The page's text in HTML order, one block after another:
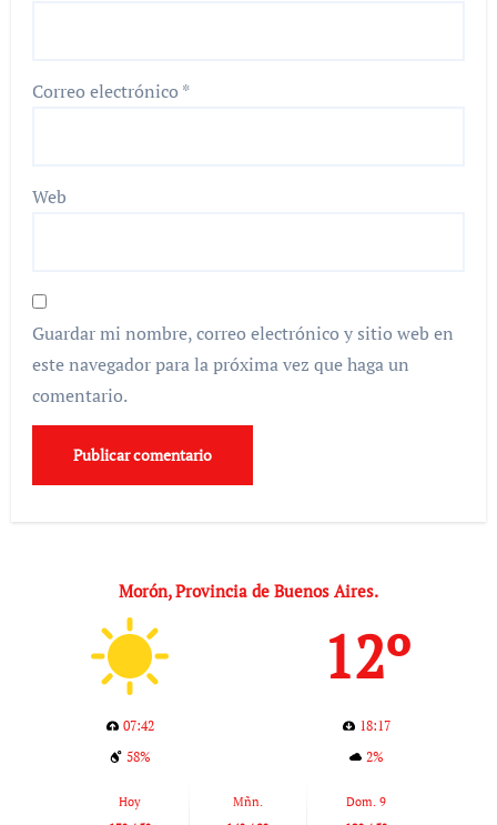
Correo electrónico *
Web
Guardar mi nombre, correo electrónico y sitio web en
este navegador para la próxima vez que haga un
comentario.
Morón, Provincia de Buenos Aires.
12º
07:42
18:17
58%
2%
Hoy
Mñn.
Dom. 9